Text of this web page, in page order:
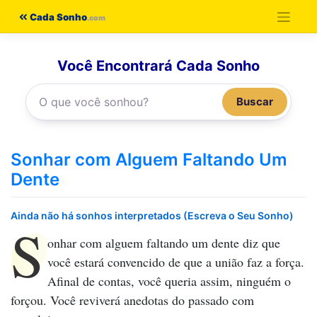
Cada Sonho
Você Encontrará Cada Sonho
Buscar
Sonhar com Alguem Faltando Um
Dente
Ainda não há sonhos interpretados (Escreva o Seu Sonho)
S onhar com alguem faltando um dente diz que
você estará convencido de que a união faz a força.
Afinal de contas, você queria assim, ninguém o
forçou. Você reviverá anedotas do passado com